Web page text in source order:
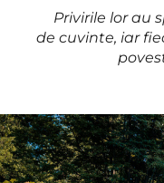
Privirile lor au
de cuvinte, iar